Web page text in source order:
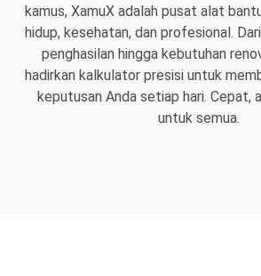
kamus, XamuX adalah pusat alat
hidup, kesehatan, dan profesional.
penghasilan hingga kebutuhan
hadirkan kalkulator presisi untuk
keputusan Anda setiap hari. Cepat,
untuk semua.